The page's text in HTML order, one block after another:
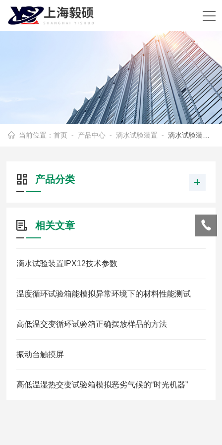
当前位置：首页 - 产品中心 -滴水试验装置 - 滴水试验装置IPX12
产品分类
相关文章
滴水试验装置IPX12技术参数
温度循环试验箱能模拟异常环境下的材料性能测试
高低温交变循环试验箱正确摆放样品的方法
振动台触摸屏
高低温湿热交变试验箱模拟恶劣气候的“时光机器”